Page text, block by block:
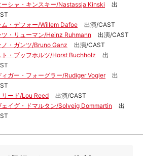
ーシャ・キンスキー/Nastassja Kinski
出
ム・デフォー/Willem Dafoe
出演/CAST
ツ・リューマン/Heinz Ruhmann
出演/CAST
ノ・ガンツ/Bruno Ganz
出演/CAST
ト・ブッフホルツ/Horst Buchholz
出
ィガー・フォーグラー/Rudiger Vogler
出
リード/Lou Reed
出演/CAST
ェイグ・ドマルタン/Solveig Dommartin
出